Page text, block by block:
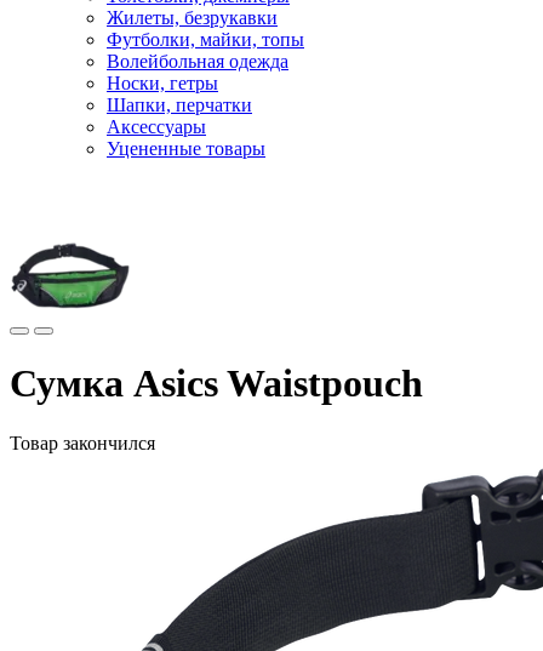
Жилеты, безрукавки
Футболки, майки, топы
Волейбольная одежда
Носки, гетры
Шапки, перчатки
Аксессуары
Уцененные товары
Сумка Asics Waistpouch
Товар закончился